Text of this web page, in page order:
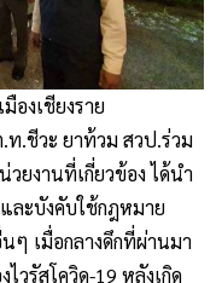
องเชียงราย
.ชีวะ ยาท้วม สวป.ร่วม
ยงานที่เกี่ยวข้อง ได้นำ
ละบังคับใช้กฎหมาย
ๆ เมื่อกลางดึกที่ผ่านมา
วรัสโควิด-19 หลังเกิด